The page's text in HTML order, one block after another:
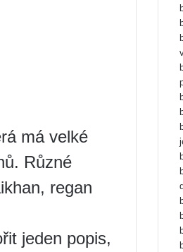
má velké
Různé
regan
jeden popis,